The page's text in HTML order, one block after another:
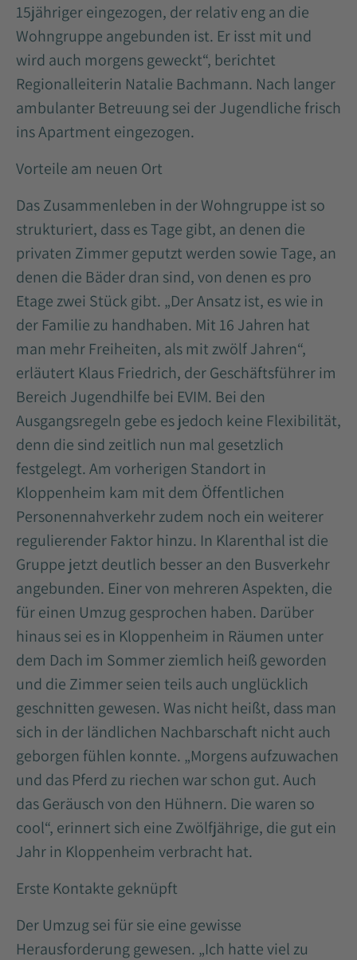
15jähriger eingezogen, der relativ eng an die
Wohngruppe angebunden ist. Er isst mit und
wird auch morgens geweckt“, berichtet
Regionalleiterin Natalie Bachmann. Nach langer
ambulanter Betreuung sei der Jugendliche frisch
ins Apartment eingezogen.
Vorteile am neuen Ort
Das Zusammenleben in der Wohngruppe ist so
strukturiert, dass es Tage gibt, an denen die
privaten Zimmer geputzt werden sowie Tage, an
denen die Bäder dran sind, von denen es pro
Etage zwei Stück gibt. „Der Ansatz ist, es wie in
der Familie zu handhaben. Mit 16 Jahren hat
man mehr Freiheiten, als mit zwölf Jahren“,
erläutert Klaus Friedrich, der Geschäftsführer im
Bereich Jugendhilfe bei EVIM. Bei den
Ausgangsregeln gebe es jedoch keine Flexibilität,
denn die sind zeitlich nun mal gesetzlich
festgelegt. Am vorherigen Standort in
Kloppenheim kam mit dem Öffentlichen
Personennahverkehr zudem noch ein weiterer
regulierender Faktor hinzu. In Klarenthal ist die
Gruppe jetzt deutlich besser an den Busverkehr
angebunden. Einer von mehreren Aspekten, die
für einen Umzug gesprochen haben. Darüber
hinaus sei es in Kloppenheim in Räumen unter
dem Dach im Sommer ziemlich heiß geworden
und die Zimmer seien teils auch unglücklich
geschnitten gewesen. Was nicht heißt, dass man
sich in der ländlichen Nachbarschaft nicht auch
geborgen fühlen konnte. „Morgens aufzuwachen
und das Pferd zu riechen war schon gut. Auch
das Geräusch von den Hühnern. Die waren so
cool“, erinnert sich eine Zwölfjährige, die gut ein
Jahr in Kloppenheim verbracht hat.
Erste Kontakte geknüpft
Der Umzug sei für sie eine gewisse
Herausforderung gewesen. „Ich hatte viel zu